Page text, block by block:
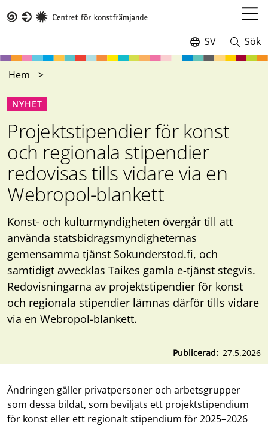
till
Switch
language,
SV
Öppna
och
Sök
Hem
NYHET
Projektstipendier för konst
och regionala stipendier
redovisas tills vidare via en
Webropol-blankett
Konst- och kulturmyndigheten övergår till att
använda statsbidragsmyndigheternas
gemensamma tjänst Sokunderstod.fi, och
samtidigt avvecklas Taikes gamla e-tjänst stegvis.
Redovisningarna av projektstipendier för konst
och regionala stipendier lämnas därför tills vidare
via en Webropol-blankett.
Publicerad 27.5.2026
Ändringen gäller privatpersoner och arbetsgrupper
som dessa bildat, som beviljats ett projektstipendium
för konst eller ett regionalt stipendium för 2025–2026